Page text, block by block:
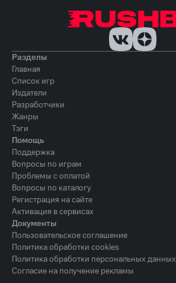
Разделы
Главная
Список игр
Издатели
Разработчики
Жанры
Тэги
Помощь
Поддержка
Вопросы по играм
Проблемы с оплатой
Вопросы по каталогу
Регистрация на сайте
Активация в сервисах
Документы
Пользовательское соглашение
Политика обработки cookies
Политика обработки персональных данных
Согласие на получение рекламы